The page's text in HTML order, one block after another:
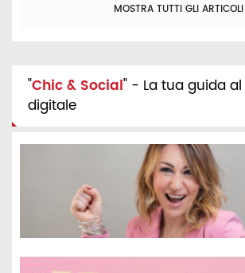
MOSTRA TUTTI GLI ARTICOLI
"Chic & Social" - La tua guida
digitale